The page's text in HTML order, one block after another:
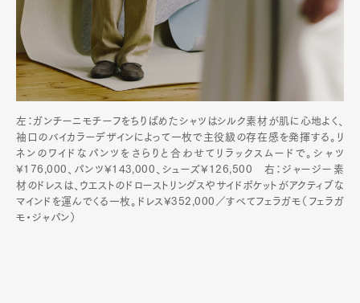
左：ガンチーニモチーフをちりばめたシャツはシルク素材が肌に心地よく、
袖口のバイカラーデザインによって一枚で主役級の存在感を発揮する。リ
ネンのワイドなパンツをさらりと合わせてリラックスムードで。シャツ
¥176,000、パンツ¥143,000、シューズ¥126,500 右：ジャージー素
材のドレスは、ウエストのドローストリングスやサイドポケットがアクティブな
マインドを運んでくる一枚。ドレス¥352,000／すべてフェラガモ（フェラガ
モ・ジャパン）